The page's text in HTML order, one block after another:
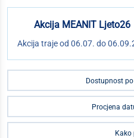
Akcija MEANIT Ljeto26
Akcija traje od 06.07. do
Dostupnost
Procjena
Kako